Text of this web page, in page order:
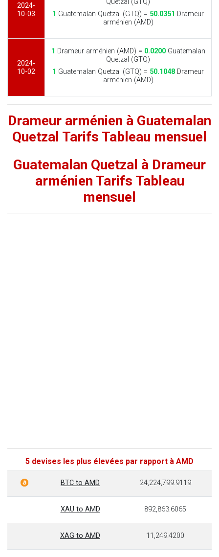
2024-
10-03
Quetzal (GTQ)
1 Guatemalan Quetzal (GTQ) = 50.0351 Drameur
arménien (AMD)
2024-
10-02
1 Drameur arménien (AMD) = 0.0200Guatemalan
Quetzal (GTQ)
1 Guatemalan Quetzal (GTQ) = 50.1048 Drameur
arménien (AMD)
Drameur arménien à Guatemalan
Quetzal Tarifs Tableau mensuel
Guatemalan Quetzal à Drameur
arménien Tarifs Tableau
mensuel
5 devises les plus élevées par rapport à AMD
BTC to AMD 24,224,799.9119
XAU to AMD 892,863.6065
XAG to AMD 11,249.4200